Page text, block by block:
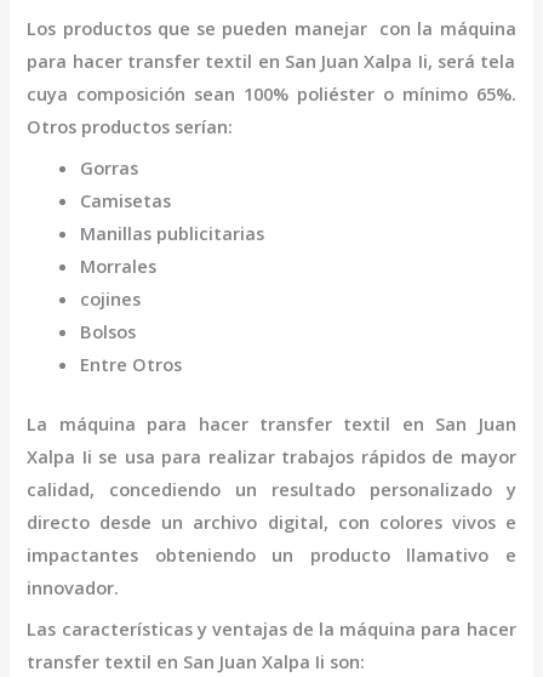
Los productos que se pueden manejar con la máquina
para hacer transfer textil en San Juan Xalpa Ii, será tela
cuya composición sean 100% poliéster o mínimo 65%.
Otros productos serían:
Gorras
Camisetas
Manillas publicitarias
Morrales
cojines
Bolsos
Entre Otros
La máquina para hacer transfer textil en San Juan
Xalpa Ii se usa para realizar trabajos rápidos de mayor
calidad, concediendo un resultado personalizado y
directo desde un archivo digital, con colores vivos e
impactantes obteniendo un producto llamativo e
innovador.
Las características y ventajas de la máquina para hacer
transfer textil en San Juan Xalpa Ii son: